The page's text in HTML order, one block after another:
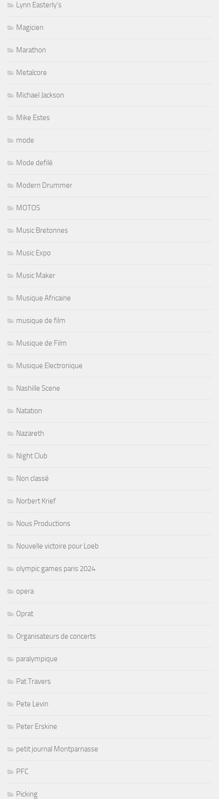
Lynn Easterly's
Magicien
Marathon
Metalcore
Michael Jackson
Mike Estes
mode
Mode defilé
Modern Drummer
MOTOS
Music Bretonnes
Music Expo
Music Maker
Musique Africaine
musique de film
Musique de Film
Musique Electronique
Nashille Scene
Natation
Nazareth
Night Club
Non classé
Norbert Krief
Nous Productions
Nouvelle victoire pour Loeb
olympic games paris 2024
opera
Oprat
Organisateurs de concerts
paralympique
Pat Travers
Pete Levin
Peter Erskine
petit journal Montparnasse
PFC
Picking